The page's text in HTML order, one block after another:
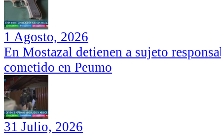
1 Agosto, 2026
En Mostazal detienen a sujeto
cometido en Peumo
31 Julio, 2026